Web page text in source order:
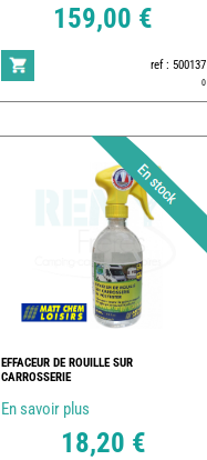
159,00 €
ref : 500137
0
EFFACEUR DE ROUILLE SUR
CARROSSERIE
En savoir plus
18,20 €